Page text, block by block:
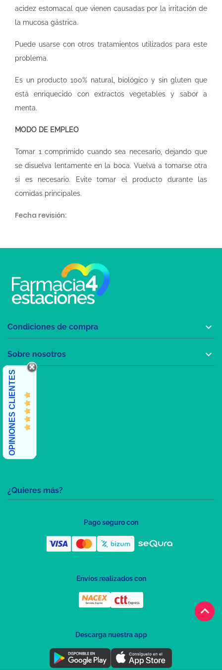
acidez estomacal que vienen causadas por la irritación de
la mucosa gástrica.
Puede usarse con otros tratamientos utilizados para este
problema.
Es un producto 100% natural, biológico y sin gluten que
está enriquecido con extractos vegetables y sabor a
menta.
MODO DE EMPLEO
Tomar 1 comprimido cuando sea necesario, dejando que
se disuelva lentamente en la boca. Vuelva a tomarse otra
si es necesario. Evite tomar el producto durante las
comidas principales.
Fecha revisión:
keyboard_arrow_up
¿Quieres más?
Condiciones de compra 
Sobre nosotros 
OPINIONES CLIENTES
Pago seguro con
Envíos realizados con
Descarga nuestra app